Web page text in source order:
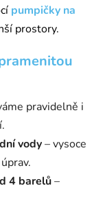
pumpičky na
prostory.
pravidelně i
vody– vysoce
4 barelů–